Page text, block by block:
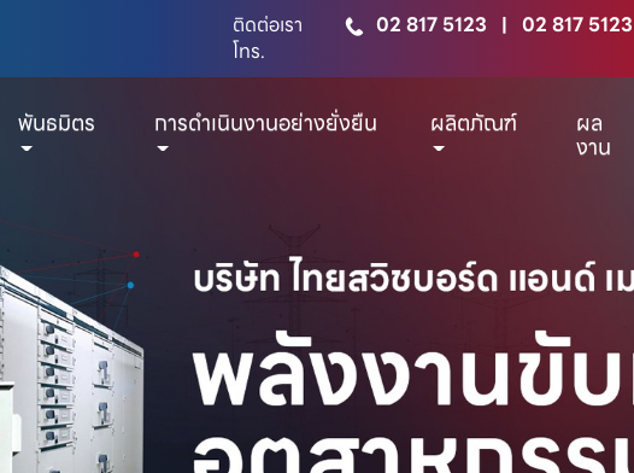
ติดต่อเรา
โทร.
02 817 5123 |02 817
พันธมิตร การดำเนินงานอย่างยั่งยืน ผลิตภัณฑ์ ผล
งาน